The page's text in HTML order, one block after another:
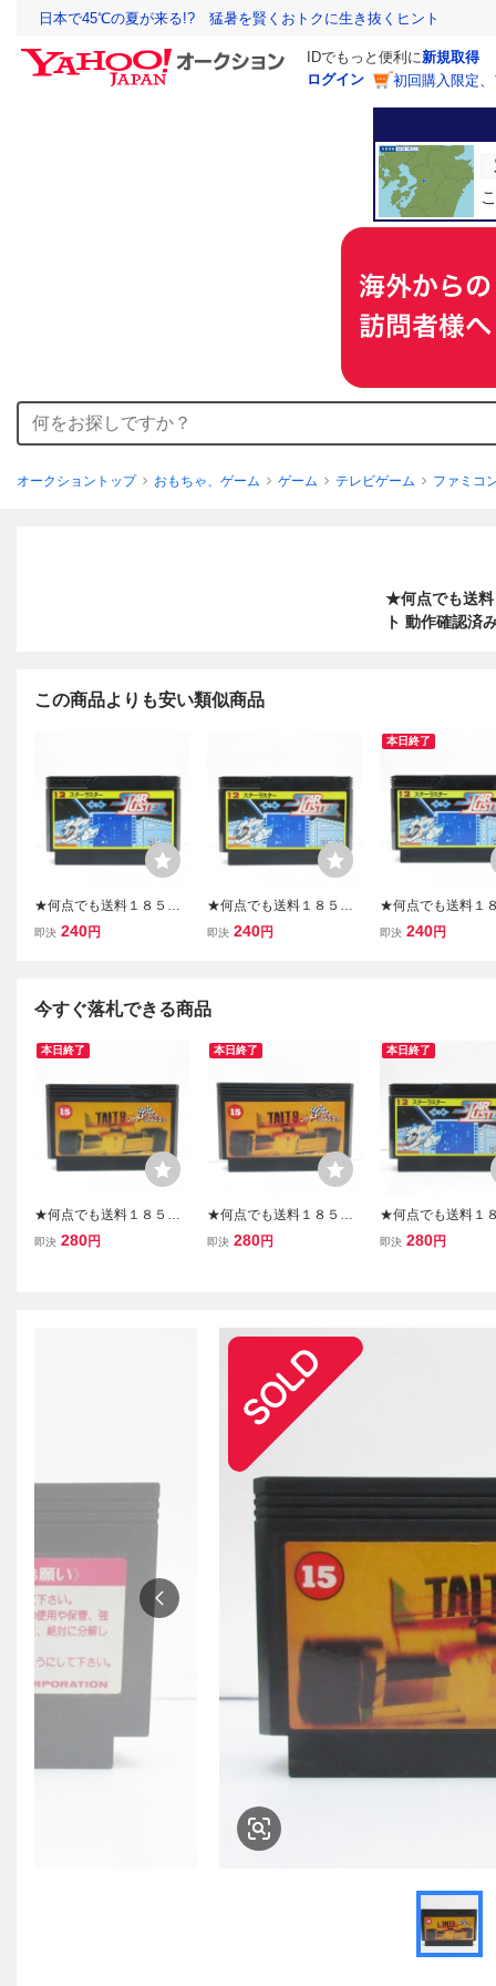
日本で45℃の夏が来る!? 猛暑を賢くおトクに生き抜くヒント
IDでもっと便利に新規取得
ログイン
初回購入限定
オークショントップ おもちゃ、ゲーム ゲーム テレビゲーム ファミコ
★何点でも送料
ト 動作確認済
この商品よりも安い類似商品
★何点でも送料１８５円
★ 12 スターラスター フ
即決 240円
★何点でも送料１８５円
★ 12 スターラスター フ
即決 240円
本日終了
★何点でも送料１
★ 12 スターラス
即決 240円
今すぐ落札できる商品
本日終了
★何点でも送料１８５円
★ タイトーグランプリ 栄
即決 280円
本日終了
★何点でも送料１８５円
★ タイトーグランプリ 栄
即決 280円
本日終了
★何点でも送料１
★ 12 スターラス
即決 280円